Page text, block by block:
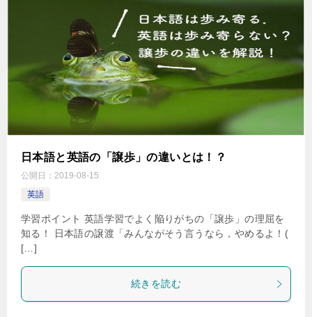
日本語と英語の「譲歩」の違いとは！？
公開日： 2019-08-15
英語
学習ポイント 英語学習でよく陥りがちの「譲歩」の理屈を
知る！ 日本語の譲渡「みんながそう言うなら，やめるよ！(
[…]
続きを読む